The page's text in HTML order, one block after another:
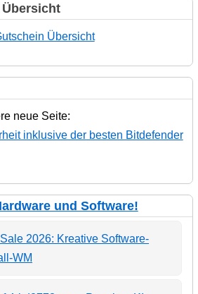
Übersicht
Übersicht
neue Seite:
inklusive der besten Bitdefender
und Software!
2026: Kreative Software-
WM